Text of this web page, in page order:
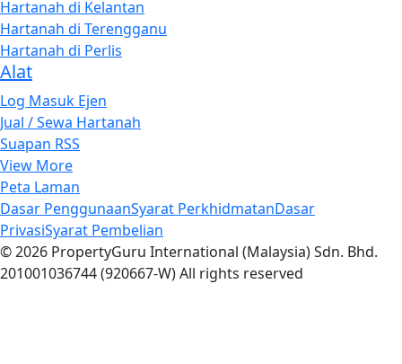
Hartanah di Kelantan
Hartanah di Terengganu
Hartanah di Perlis
Alat
Log Masuk Ejen
Jual / Sewa Hartanah
Suapan RSS
View More
Peta Laman
Dasar PenggunaanSyarat PerkhidmatanDasar
PrivasiSyarat Pembelian
© 2026 PropertyGuru International (Malaysia) Sdn. Bhd.
201001036744 (920667-W) All rights reserved